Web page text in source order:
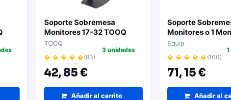
Soporte Sobremesa
Monitores 17-32 TOOQ
NEGRO
TOOQ
� � � � �(93)
42,85 €
3 unidades
Añadir al carrito
Soporte
Monitores o 1
Portatil
Equip
� � � � �(100)
71,15 €
Añadir al